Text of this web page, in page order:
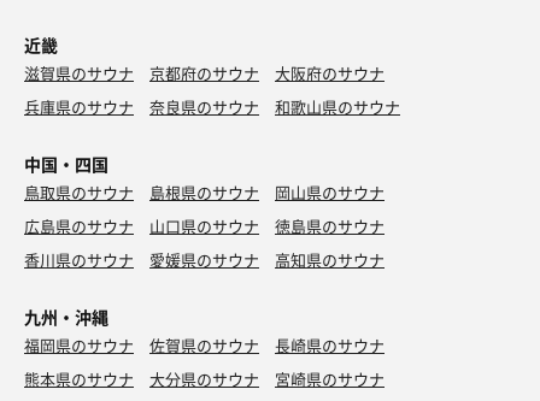
近畿
滋賀県のサウナ 京都府のサウナ
大阪府のサウナ
兵庫県のサウナ
奈良県のサウナ 和歌山県のサウナ
中国・四国
鳥取県のサウナ 島根県のサウナ
岡山県のサウナ
広島県のサウナ
山口県のサウナ
徳島県のサウナ
香川県のサウナ
愛媛県のサウナ 高知県のサウナ
九州・沖縄
福岡県のサウナ 佐賀県のサウナ
長崎県のサウナ
熊本県のサウナ
大分県のサウナ
宮崎県のサウナ